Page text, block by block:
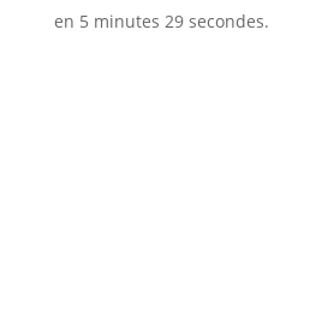
en 5 minutes 29 secondes.